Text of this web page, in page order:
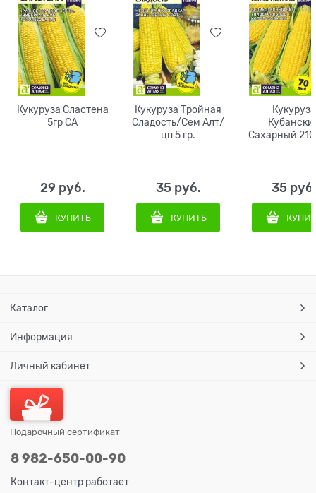
Кукуруза Сластена
5гр СА
29 руб.
КУПИТЬ
Кукуруза Тройная
Сладость/Сем Алт/
цп 5 гр.
35 руб.
КУПИТЬ
Кукуруза
Сахарный
35 руб.
Каталог
Информация
Личный кабинет
Подарочный сертификат
8 982-650-00-90
Контакт-центр работает